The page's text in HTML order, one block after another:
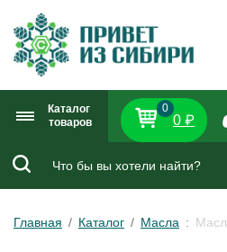
Каталог
товаров
0
0 ₽
Главная Каталог Масла